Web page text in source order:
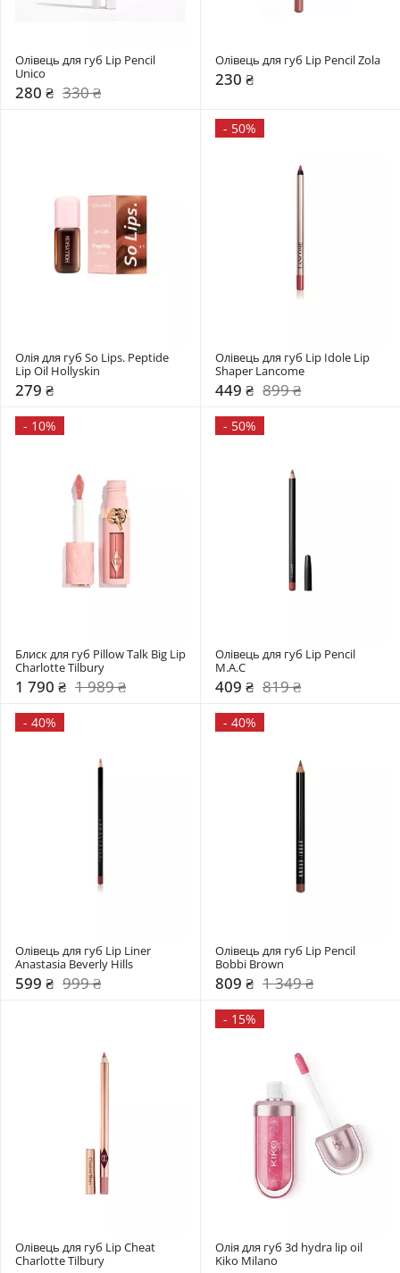
Олівець для губ Lip Pencil
Unico
280 ₴ 330 ₴
Олівець для губ Lip Pencil Zola
230 ₴
Олія для губ So Lips. Peptide
Lip Oil Hollyskin
279 ₴
- 50%
Олівець для губ Lip Idole Lip
Shaper Lancome
449 ₴ 899 ₴
- 10%
Блиск для губ Pillow Talk Big Lip
Charlotte Tilbury
1 790 ₴ 1 989 ₴
- 50%
Олівець для губ Lip Pencil
M.A.C
409 ₴ 819 ₴
- 40%
Олівець для губ Lip Liner
Anastasia Beverly Hills
599 ₴ 999 ₴
- 40%
Олівець для губ Lip Pencil
Bobbi Brown
809 ₴ 1 349 ₴
Олівець для губ Lip Cheat
Charlotte Tilbury
- 15%
Олія для губ 3d hydra lip oil
Kiko Milano